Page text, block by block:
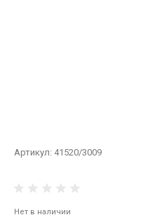
Артикул: 41520/3009
Нет в наличии